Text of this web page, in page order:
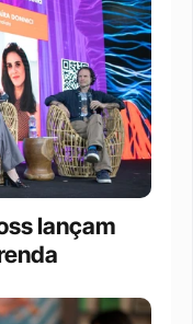
lançam